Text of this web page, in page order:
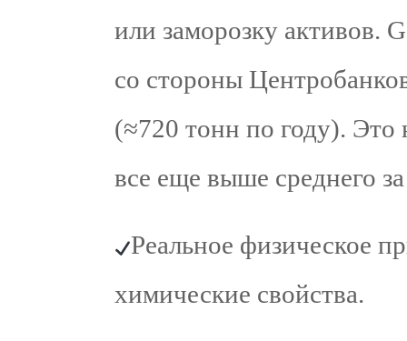
или заморозку активов.
со стороны
(≈720 тонн по году). Это
все еще выше среднего
Реальное физическое
химические свойства.